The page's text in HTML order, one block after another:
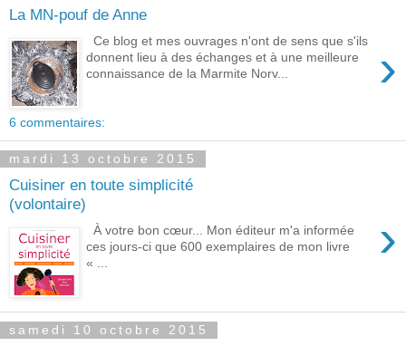
La MN-pouf de Anne
›
Ce blog et mes ouvrages n'ont de sens que s'ils
donnent lieu à des échanges et à une meilleure
connaissance de la Marmite Norv...
6 commentaires:
mardi 13 octobre 2015
Cuisiner en toute simplicité
(volontaire)
›
À votre bon cœur... Mon éditeur m'a informée
ces jours-ci que 600 exemplaires de mon livre
« ...
samedi 10 octobre 2015